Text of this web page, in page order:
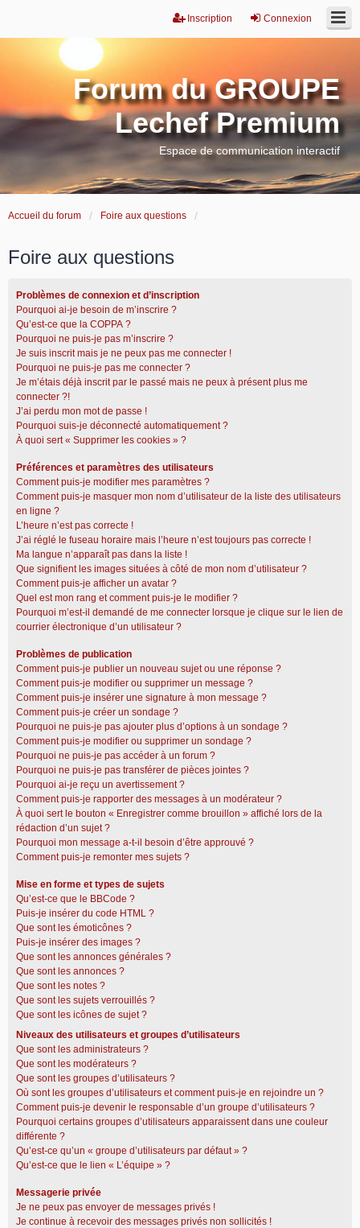
Connexion
Inscription
Forum du GROUPE
Lechef Premium
Espace de communication interactif
Accueil du forum Foire aux questions
Foire aux questions
Problèmes de connexion et d’inscription
Pourquoi ai-je besoin de m’inscrire ?
Qu’est-ce que la COPPA ?
Pourquoi ne puis-je pas m’inscrire ?
Je suis inscrit mais je ne peux pas me connecter !
Pourquoi ne puis-je pas me connecter ?
Je m’étais déjà inscrit par le passé mais ne peux à présent plus me
connecter ?!
J’ai perdu mon mot de passe !
Pourquoi suis-je déconnecté automatiquement ?
À quoi sert « Supprimer les cookies » ?
Préférences et paramètres des utilisateurs
Comment puis-je modifier mes paramètres ?
Comment puis-je masquer mon nom d’utilisateur de la liste des utilisateurs
en ligne ?
L’heure n’est pas correcte !
J’ai réglé le fuseau horaire mais l’heure n’est toujours pas correcte !
Ma langue n’apparaît pas dans la liste !
Que signifient les images situées à côté de mon nom d’utilisateur ?
Comment puis-je afficher un avatar ?
Quel est mon rang et comment puis-je le modifier ?
Pourquoi m’est-il demandé de me connecter lorsque je clique sur le lien de
courrier électronique d’un utilisateur ?
Problèmes de publication
Comment puis-je publier un nouveau sujet ou une réponse ?
Comment puis-je modifier ou supprimer un message ?
Comment puis-je insérer une signature à mon message ?
Comment puis-je créer un sondage ?
Pourquoi ne puis-je pas ajouter plus d’options à un sondage ?
Comment puis-je modifier ou supprimer un sondage ?
Pourquoi ne puis-je pas accéder à un forum ?
Pourquoi ne puis-je pas transférer de pièces jointes ?
Pourquoi ai-je reçu un avertissement ?
Comment puis-je rapporter des messages à un modérateur ?
À quoi sert le bouton « Enregistrer comme brouillon » affiché lors de la
rédaction d’un sujet ?
Pourquoi mon message a-t-il besoin d’être approuvé ?
Comment puis-je remonter mes sujets ?
Mise en forme et types de sujets
Qu’est-ce que le BBCode ?
Puis-je insérer du code HTML ?
Que sont les émoticônes ?
Puis-je insérer des images ?
Que sont les annonces générales ?
Que sont les annonces ?
Que sont les notes ?
Que sont les sujets verrouillés ?
Que sont les icônes de sujet ?
Niveaux des utilisateurs et groupes d’utilisateurs
Que sont les administrateurs ?
Que sont les modérateurs ?
Que sont les groupes d’utilisateurs ?
Où sont les groupes d’utilisateurs et comment puis-je en rejoindre un ?
Comment puis-je devenir le responsable d’un groupe d’utilisateurs ?
Pourquoi certains groupes d’utilisateurs apparaissent dans une couleur
différente ?
Qu’est-ce qu’un « groupe d’utilisateurs par défaut » ?
Qu’est-ce que le lien « L’équipe » ?
Messagerie privée
Je ne peux pas envoyer de messages privés !
Je continue à recevoir des messages privés non sollicités !